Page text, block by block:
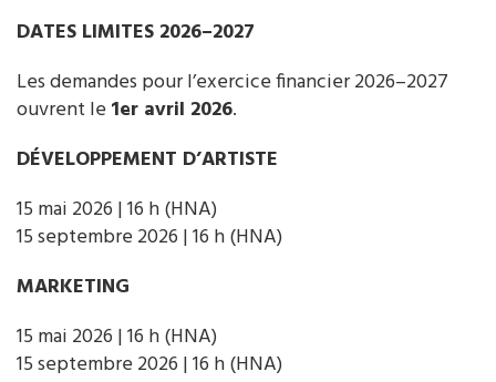
DATES LIMITES 2026–2027
Les demandes pour l’exercice financier 2026–2027
ouvrent le 1er avril 2026.
DÉVELOPPEMENT D’ARTISTE
15 mai 2026 | 16 h (HNA)
15 septembre 2026 | 16 h (HNA)
MARKETING
15 mai 2026 | 16 h (HNA)
15 septembre 2026 | 16 h (HNA)